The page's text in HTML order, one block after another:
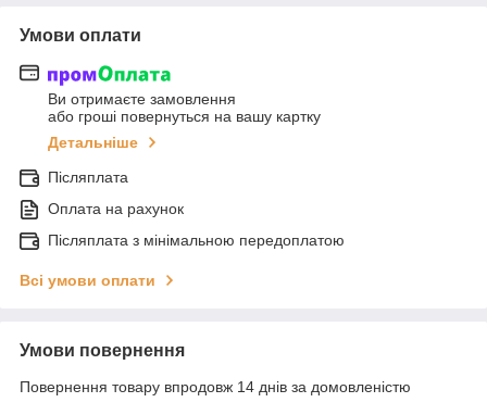
Умови оплати
Ви отримаєте замовлення
або гроші повернуться на вашу картку
Детальніше
Післяплата
Оплата на рахунок
Післяплата з мінімальною передоплатою
Всі умови оплати
Умови повернення
Повернення товару впродовж 14 днів за домовленістю